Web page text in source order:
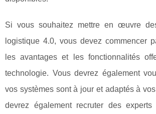
Si vous souhaitez mettre en œuvre
logistique 4.0, vous devez commencer
les avantages et les fonctionnalités
technologie. Vous devrez également
vos systèmes sont à jour et adaptés à
devrez également recruter des